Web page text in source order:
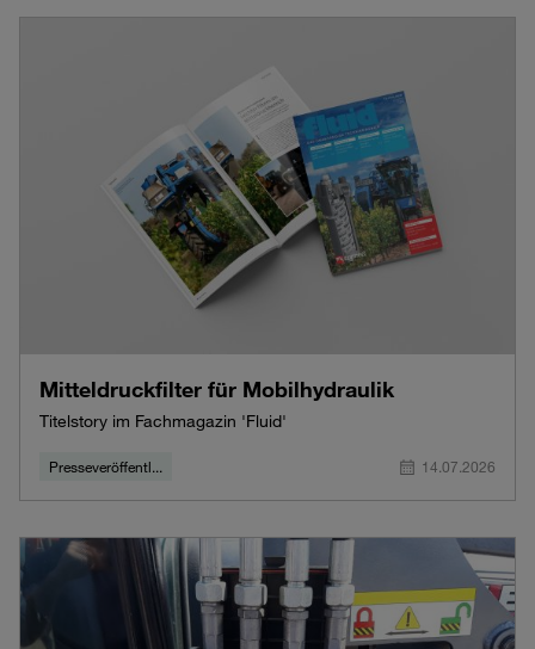
Mitteldruckfilter für Mobilhydraulik
Titelstory im Fachmagazin 'Fluid'
Presseveröffentl... 14.07.2026